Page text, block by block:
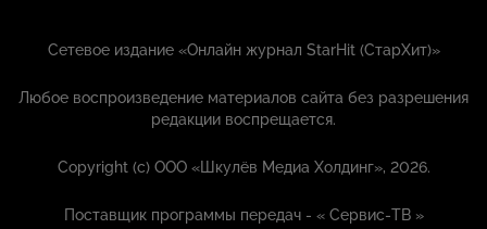
Сетевое издание «Онлайн журнал StarHit (СтарХит)»
Любое воспроизведение материалов сайта без разрешения
редакции воспрещается.
Copyright (с) ООО «Шкулёв Медиа Холдинг», 2026.
Поставщик программы передач - «Сервис-ТВ »